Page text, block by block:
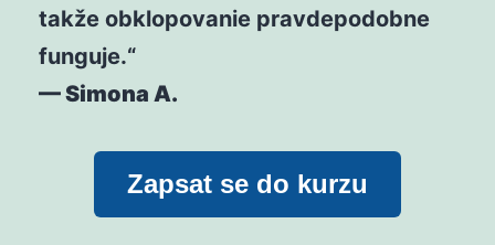
takže obklopovanie pravdepodobne
funguje.“
— Simona A.
Zapsat se do kurzu